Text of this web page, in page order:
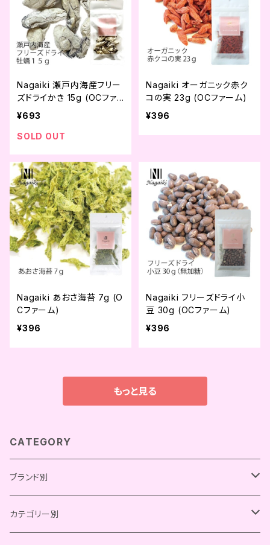
Nagaiki 瀬戸内海産フリー
ズドライかき 15g (OCファ
ーム)
¥693
SOLD OUT
Nagaiki オーガニック赤ク
コの実 23g (OCファーム)
¥396
Nagaiki あおさ海苔 7g (O
Cファーム)
¥396
Nagaiki フリーズドライ小
豆 30g (OCファーム)
¥396
もっと見る
CATEGORY
ブランド別
Chay Gohan
カテゴリー別